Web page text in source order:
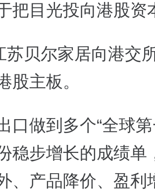
把目光投向港股资
苏贝尔家居向港交
股主板。
口做到多个“全球
稳步增长的成绩单
、产品降价、盈利